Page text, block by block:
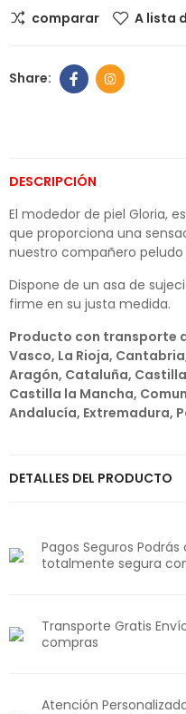
comparar A lista
DESCRIPCIÓN
El modedor de piel Gloria,
que proporciona una
nuestro compañero
Dispone de un asa de
firme en su justa medida.
Producto con transporte
Vasco, La Rioja,
Aragón, Cataluña,
Castilla la Mancha,
Andalucía, Extremadura,
DETALLES DEL PRODUCTO
Pagos Seguros
totalmente segura
Transporte Gratis
compras
Atención